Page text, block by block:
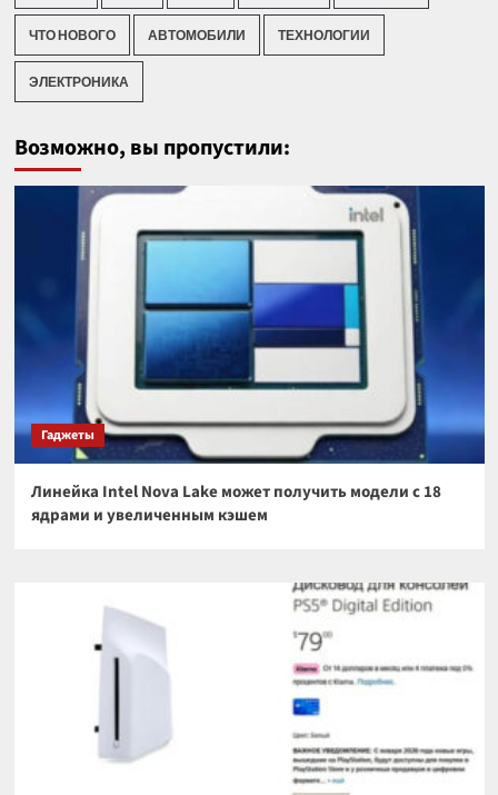
ЧТО НОВОГО АВТОМОБИЛИ ТЕХНОЛОГИИ
ЭЛЕКТРОНИКА
Возможно, вы пропустили:
Гаджеты
Линейка Intel Nova Lake может получить модели с 18
ядрами и увеличенным кэшем